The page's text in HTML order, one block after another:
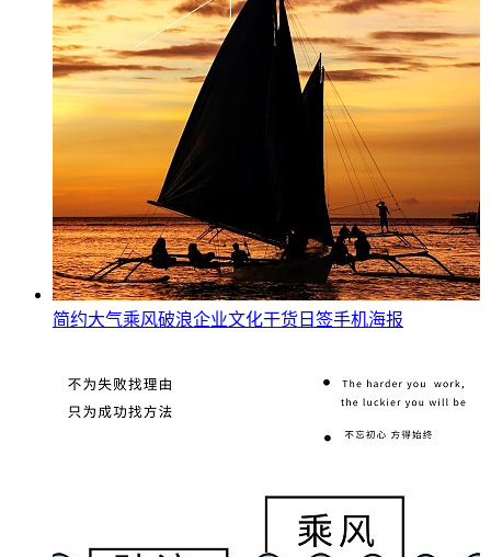
简约大气乘风破浪企业文化干货日签手机海报